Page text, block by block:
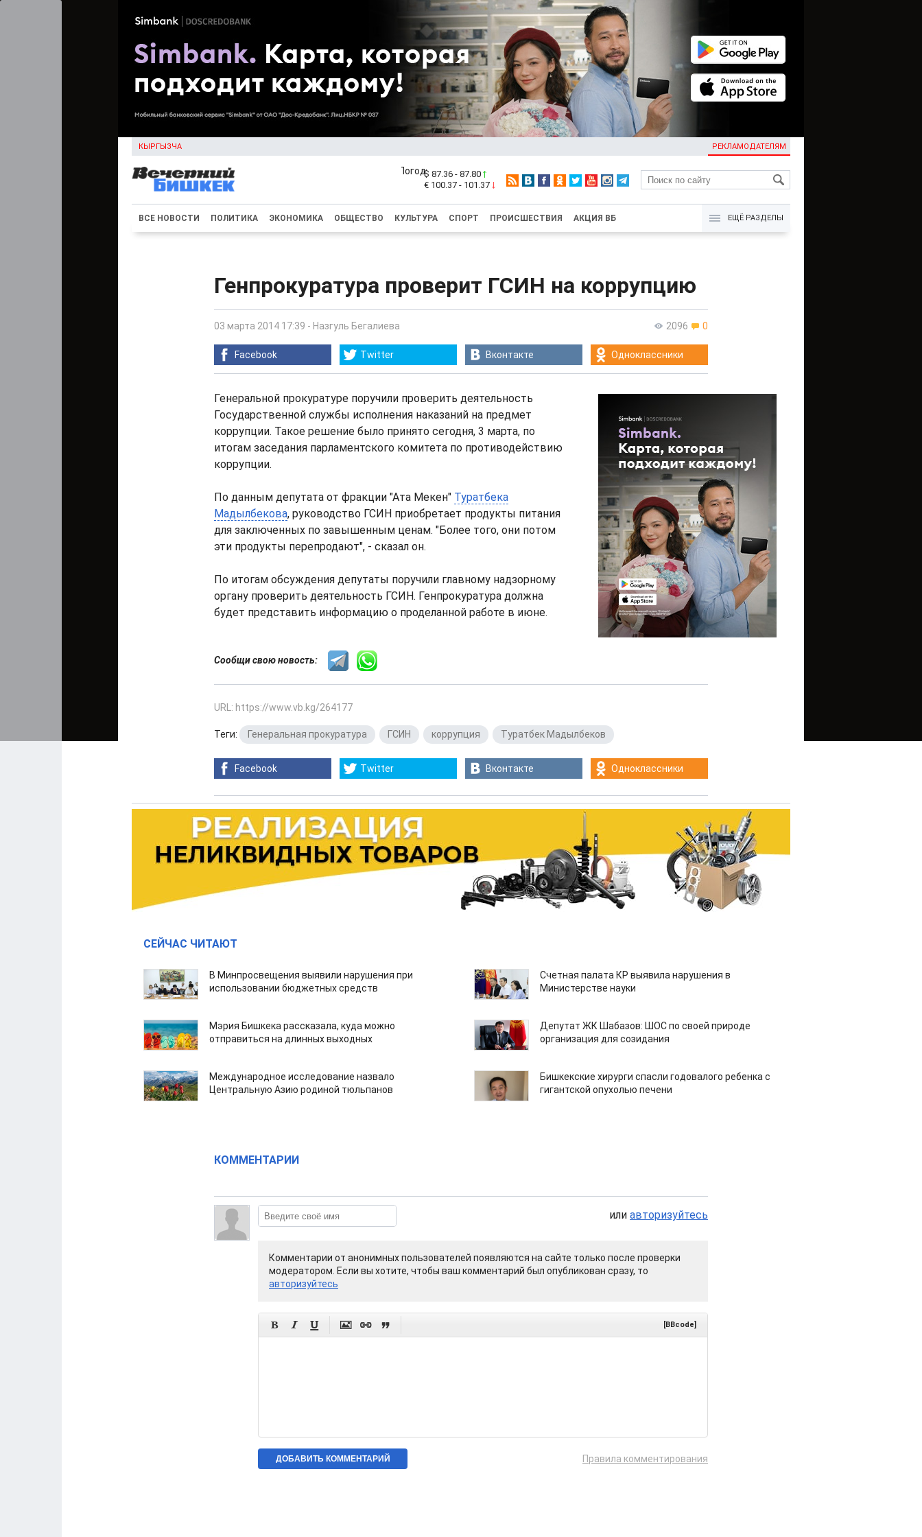
КЫРГЫЗЧА РЕКЛАМОДАТЕЛЯМ
KG
$ 87.36 - 87.80
€ 100.37 - 101.37
ВСЕ НОВОСТИ ПОЛИТИКА ЭКОНОМИКА ОБЩЕСТВО КУЛЬТУРА СПОРТ ПРОИСШЕСТВИЯ АКЦИЯ ВБ ЕЩЁ РАЗДЕЛЫ
Генпрокуратура проверит ГСИН на коррупцию
2096 0
03 марта 2014 17:39 - Назгуль Бегалиева
Facebook Twitter Вконтакте Одноклассники
Генеральной прокуратуре поручили проверить деятельность
Государственной службы исполнения наказаний на предмет
коррупции. Такое решение было принято сегодня, 3 марта, по
итогам заседания парламентского комитета по противодействию
коррупции.
По данным депутата от фракции "Ата Мекен" Туратбека
Мадылбекова, руководство ГСИН приобретает продукты питания
для заключенных по завышенным ценам. "Более того, они потом
эти продукты перепродают", - сказал он.
По итогам обсуждения депутаты поручили главному надзорному
органу проверить деятельность ГСИН. Генпрокуратура должна
будет представить информацию о проделанной работе в июне.
Сообщи свою новость:
URL: https://www.vb.kg/264177
Теги: Генеральная прокуратура ГСИН коррупция Туратбек Мадылбеков
Facebook Twitter Вконтакте Одноклассники
СЕЙЧАС ЧИТАЮТ
В Минпросвещения выявили нарушения при
использовании бюджетных средств
Счетная палата КР выявила нарушения в
Министерстве науки
Мэрия Бишкека рассказала, куда можно
отправиться на длинных выходных
Депутат ЖК Шабазов: ШОС по своей природе
организация для созидания
Международное исследование назвало
Центральную Азию родиной тюльпанов
Бишкекские хирурги спасли годовалого ребенка с
гигантской опухолью печени
КОММЕНТАРИИ
или авторизуйтесь
Комментарии от анонимных пользователей появляются на сайте только после проверки
модератором. Если вы хотите, чтобы ваш комментарий был опубликован сразу, то
авторизуйтесь
      [BBcode]
Правила комментирования